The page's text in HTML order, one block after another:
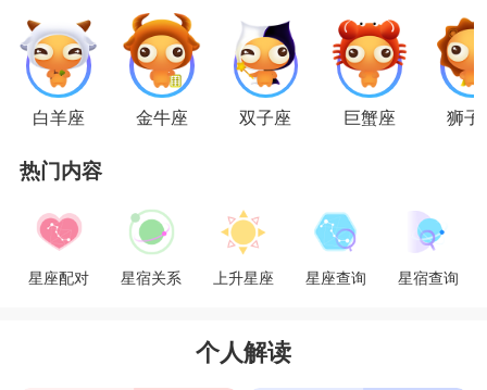
金牛座
金牛座
人对于层出不穷的撩妹金句一向无感，
你只是嘴上甜言蜜语，可行动上不够上心的话，就
算你再费劲也不见得能追到金牛座人。并不是她们
对恋人的选择太苛刻，她们只是很注重细节罢了。
人都会包裹住自己的真心逃得远远的。不过，追求
白羊座 金牛座 双子座 巨蟹座 狮子
热门内容
星座配对 星宿关系 上升星座 星座查询 星宿查询
个人解读